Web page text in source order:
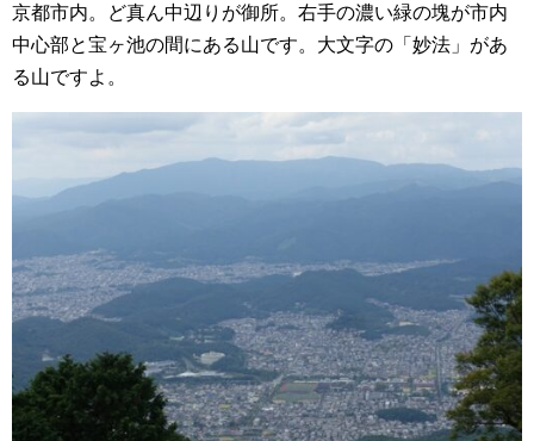
京都市内。ど真ん中辺りが御所。右手の濃い緑の塊が市内
中心部と宝ヶ池の間にある山です。大文字の「妙法」があ
る山ですよ。